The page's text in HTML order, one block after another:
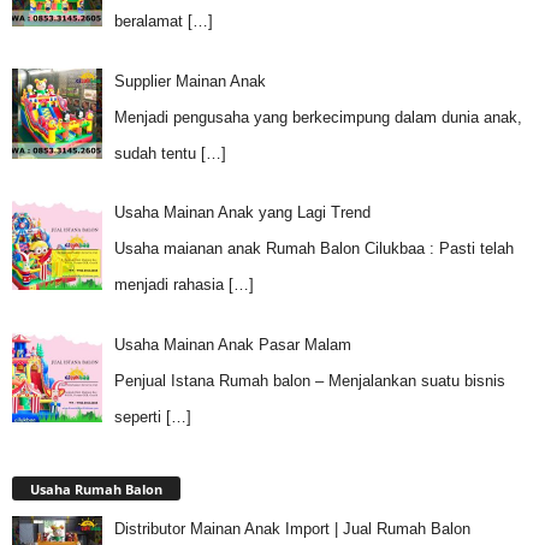
beralamat […]
Supplier Mainan Anak
Menjadi pengusaha yang berkecimpung dalam dunia anak,
sudah tentu […]
Usaha Mainan Anak yang Lagi Trend
Usaha maianan anak Rumah Balon Cilukbaa : Pasti telah
menjadi rahasia […]
Usaha Mainan Anak Pasar Malam
Penjual Istana Rumah balon – Menjalankan suatu bisnis
seperti […]
Usaha Rumah Balon
Distributor Mainan Anak Import | Jual Rumah Balon